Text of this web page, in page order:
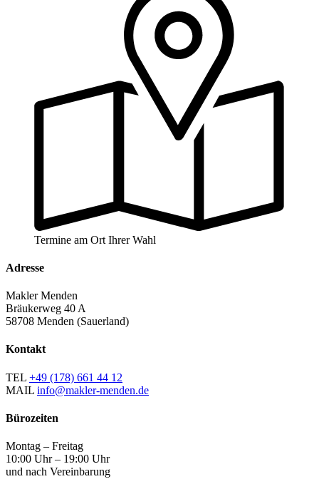
Termine am Ort Ihrer Wahl
Adresse
Makler Menden
Bräukerweg 40 A
58708 Menden (Sauerland)
Kontakt
TEL +49 (178) 661 44 12
MAIL info@makler-menden.de
Bürozeiten
Montag – Freitag
10:00 Uhr – 19:00 Uhr
und nach Vereinbarung